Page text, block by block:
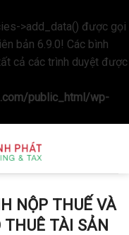
>add_data() được gọi
bản 6.9.0! Các bình
cả các trình duyệt được
public_html/wp-
NỘP THUẾ VÀ
THUÊ TÀI SẢN